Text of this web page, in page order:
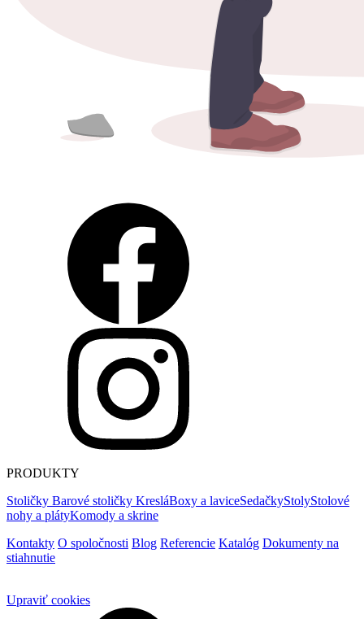
PRODUKTY
Stoličky Barové stoličky KresláBoxy a laviceSedačkyStolyStolové
nohy a plátyKomody a skrine
Kontakty O spoločnosti Blog Referencie Katalóg Dokumenty na
stiahnutie
Upraviť cookies